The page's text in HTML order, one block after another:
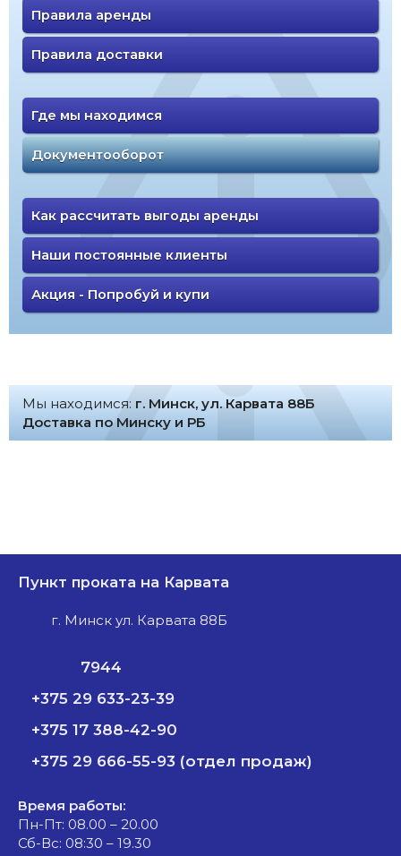
Правила аренды
Правила доставки
Где мы находимся
Документооборот
Как рассчитать выгоды аренды
Наши постоянные клиенты
Акция - Попробуй и купи
Мы находимся: г. Минск, ул. Карвата 88Б
Доставка по Минску и РБ
Пункт проката на Карвата
г. Минск ул. Карвата 88Б
7944
+375 29 633-23-39
+375 17 388-42-90
+375 29 666-55-93 (отдел продаж)
Время работы:
Пн-Пт: 08.00 – 20.00
Сб-Вс: 08:30 – 19.30